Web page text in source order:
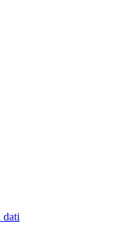
dati